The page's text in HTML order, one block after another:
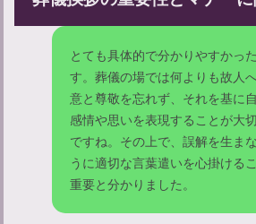
とても具体的で分かりやすかっ
す。葬儀の場では何よりも故人
意と尊敬を忘れず、それを基に
感情や思いを表現することが大
ですね。その上で、誤解を生ま
うに適切な言葉遣いを心掛ける
重要と分かりました。